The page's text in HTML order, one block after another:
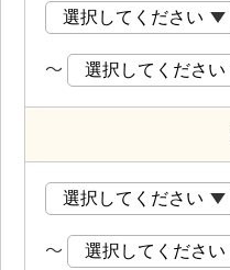
～
～